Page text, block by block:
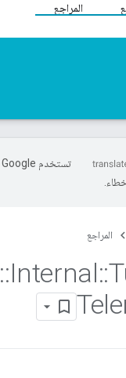
المراجع
المراجع
::Internal::